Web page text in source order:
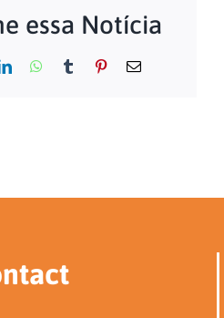
essa Notícia
LinkedInWhatsApp
Tumblr PinterestEmail